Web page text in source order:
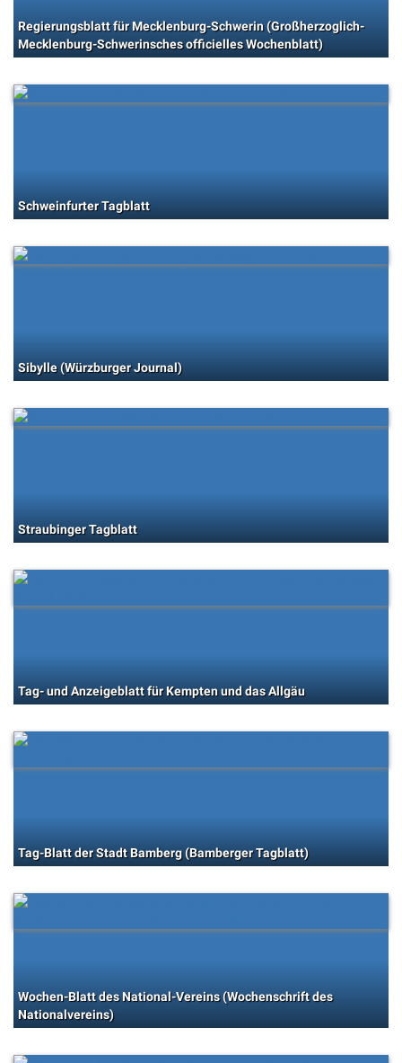
Regierungsblatt für Mecklenburg-Schwerin (Großherzoglich-
Mecklenburg-Schwerinsches officielles Wochenblatt)
Schweinfurter Tagblatt
Sibylle (Würzburger Journal)
Straubinger Tagblatt
Tag- und Anzeigeblatt für Kempten und das Allgäu
Tag-Blatt der Stadt Bamberg (Bamberger Tagblatt)
Wochen-Blatt des National-Vereins (Wochenschrift des
Nationalvereins)